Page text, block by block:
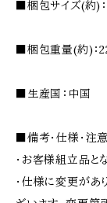
■梱包サイズ(約)
■梱包重量(約)：
■生産国：中国
■備考・仕様・注
・お客様組立品と
・仕様に変更が